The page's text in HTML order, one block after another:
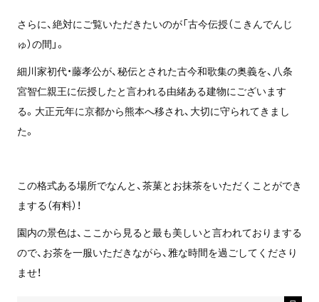
さらに、絶対にご覧いただきたいのが「古今伝授（こきんでんじ
ゅ）の間」。
細川家初代・藤孝公が、秘伝とされた古今和歌集の奥義を、八条
宮智仁親王に伝授したと言われる由緒ある建物にございます
る。大正元年に京都から熊本へ移され、大切に守られてきまし
た。
この格式ある場所でなんと、茶菓とお抹茶をいただくことができ
まする（有料）！
園内の景色は、ここから見ると最も美しいと言われておりまする
ので、お茶を一服いただきながら、雅な時間を過ごしてくださり
ませ！